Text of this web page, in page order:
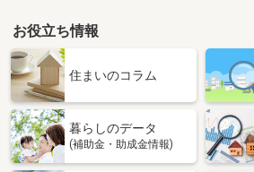
お役立ち情報
住まいのコラム
暮らしのデータ
(補助金・助成金情報)